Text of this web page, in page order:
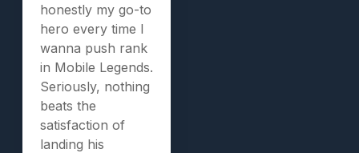
honestly my go-to
hero every time I
wanna push rank
in Mobile Legends.
Seriously, nothing
beats the
satisfaction of
landing his